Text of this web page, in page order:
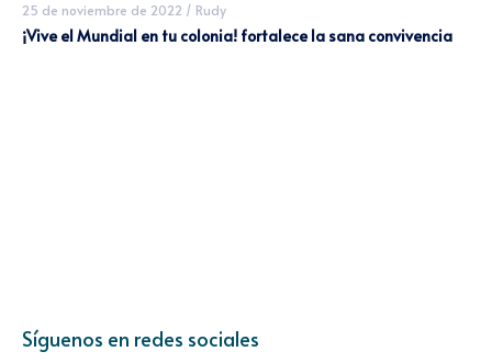
25 de noviembre de 2022 / Rudy
¡Vive el Mundial en tu colonia! fortalece la sana convivencia
Síguenos en redes sociales